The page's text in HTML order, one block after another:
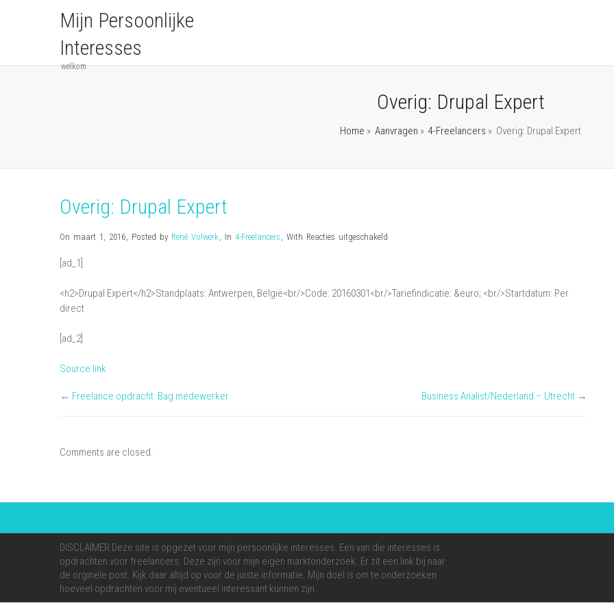
Mijn Persoonlijke
Interesses
welkom
Overig: Drupal Expert
Home » Aanvragen » 4-Freelancers » Overig: Drupal Expert
Overig: Drupal Expert
On maart 1, 2016, Posted by René Volwerk, In 4-Freelancers , With Reacties uitgeschakeld
Expert
[ad_1]
<h2>Drupal Expert</h2>Standplaats: Antwerpen, België<br/>Code: 20160301<br/>Tariefindicatie: &euro; <br/>Startdatum: Per
direct
[ad_2]
Source link
← Freelance opdracht: Bag medewerker Business Analist/Nederland – Utrecht →
Comments are closed.
DISCLAIMER Deze site is opgezet voor mijn persoonlijke interesses. Een van die interesses is
opdrachten voor freelancers. Deze zijn voor mijn eigen marktonderzoek. Er zit een link bij naar
de orginele post. Kijk daar altijd op voor de juiste informatie. Mijn doel is om te onderzoeken
hoeveel opdrachten voor mij eventueel interessant kunnen zijn.